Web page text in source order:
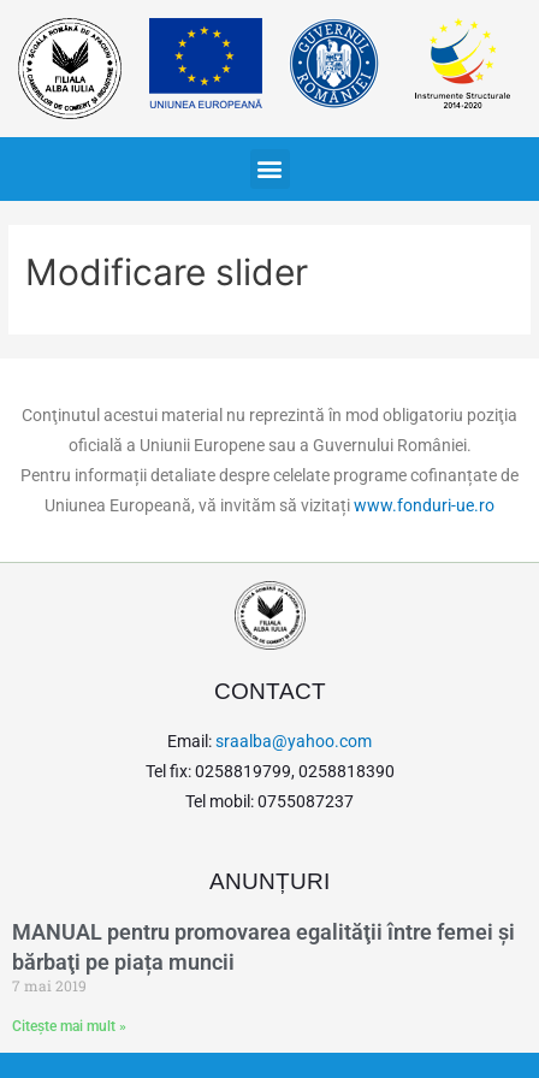
Modificare slider
Conţinutul acestui material nu reprezintă în mod obligatoriu poziţia
oficială a Uniunii Europene sau a Guvernului României.
Pentru informații detaliate despre celelate programe cofinanțate de
Uniunea Europeană, vă invităm să vizitațiwww.fonduri-ue.ro
CONTACT
Email:sraalba@yahoo.com
Tel fix: 0258819799, 0258818390
Tel mobil: 0755087237
ANUNȚURI
MANUAL pentru promovarea egalităţii între femei şi
bărbaţi pe piața muncii
7 mai 2019
Citește mai mult »